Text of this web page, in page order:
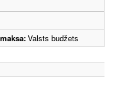
Valsts budžets